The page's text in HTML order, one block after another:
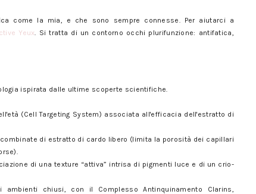
come la mia, e che sono sempre connesse. Per aiutarci a
Yeux. Si tratta di un contorno occhi plurifunzione: antifatica,
ispirata dalle ultime scoperte scientifiche.
(Cell Targeting System) associata all'efficacia dell'estratto di
di estratto di cardo libero (limita la porosità dei capillari
di una texture “attiva” intrisa di pigmenti luce e di un crio-
ambienti chiusi, con il Complesso Antinquinamento Clarins,